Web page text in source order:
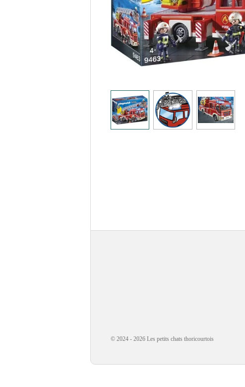
© 2024 - 2026 Les petits chats thoricourtois